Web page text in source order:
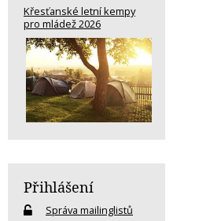
Křesťanské letní kempy
pro mládež 2026
Přihlášení
Správa mailinglistů